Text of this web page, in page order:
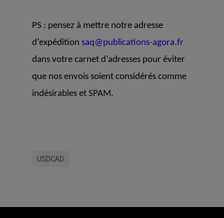
PS : pensez à mettre notre adresse
d’expédition saq@publications-agora.fr
dans votre carnet d’adresses pour éviter
que nos envois soient considérés comme
indésirables et SPAM.
USDCAD